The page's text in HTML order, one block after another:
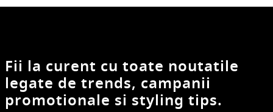
Fii la curent cu toate noutatile
legate de trends, campanii
promotionale si styling tips.